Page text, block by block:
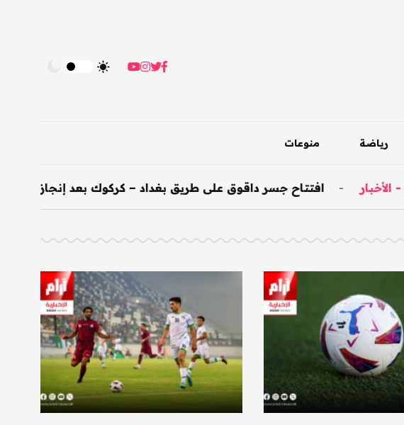
رياضة منوعات
افتتاح جسر داقوق على طريق بغداد – كركوك بعد إنجازه خلال 200 يوم -